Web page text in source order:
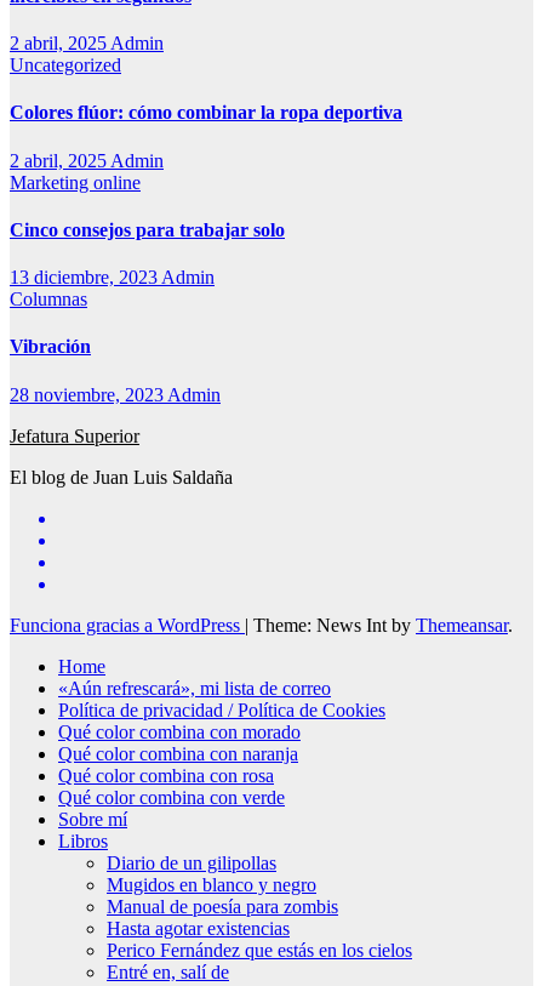
2 abril, 2025 Admin
Uncategorized
Colores flúor: cómo combinar la ropa deportiva
2 abril, 2025 Admin
Marketing online
Cinco consejos para trabajar solo
13 diciembre, 2023 Admin
Columnas
Vibración
28 noviembre, 2023 Admin
Jefatura Superior
El blog de Juan Luis Saldaña
Funciona gracias a WordPress | Theme: News Int by Themeansar.
Home
«Aún refrescará», mi lista de correo
Política de privacidad / Política de Cookies
Qué color combina con morado
Qué color combina con naranja
Qué color combina con rosa
Qué color combina con verde
Sobre mí
Libros
Diario de un gilipollas
Mugidos en blanco y negro
Manual de poesía para zombis
Hasta agotar existencias
Perico Fernández que estás en los cielos
Entré en, salí de